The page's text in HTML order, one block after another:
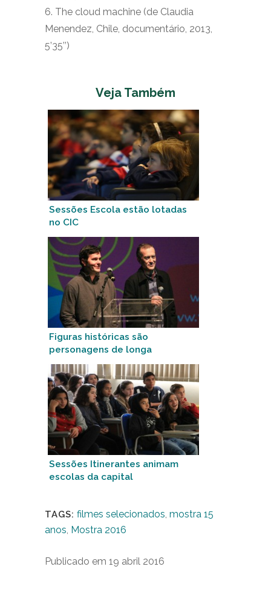
6. The cloud machine (de Claudia
Menendez, Chile, documentário, 2013,
5’35’’)
Veja Também
Sessões Escola estão lotadas
no CIC
Figuras históricas são
personagens de longa
Sessões Itinerantes animam
escolas da capital
TAGS: filmes selecionados mostra 15
anos Mostra 2016
Publicado em 19 abril 2016